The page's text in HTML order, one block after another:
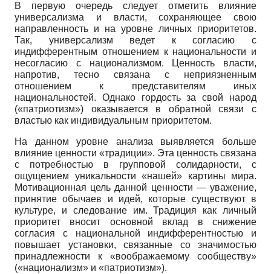
В первую очередь следует отметить влияние
универсализма и власти, сохраняющее свою
направленность и на уровне личных приоритетов.
Так, универсализм ведет к согласию с
индифферентным отношением к национальности и
несогласию с национализмом. Ценность власти,
напротив, тесно связана с неприязненным
отношением к представителям иных
национальностей. Однако гордость за свой народ
(«патриотизм») оказывается в обратной связи с
властью как индивидуальным приоритетом.
На данном уровне анализа выявляется больше
влияние ценности «традиции». Эта ценность связана
с потребностью в групповой солидарности, с
ощущением уникальности «нашей» картины мира.
Мотива­ционная цель данной ценности — уважение,
принятие обычаев и идей, которые существуют в
культуре, и следование им. Традиция как личный
приоритет вносит основной вклад в снижение
согласия с национальной индифферентностью и
повышает установки, связанные со значимостью
принадлежности к «воображаемому сообществу»
(«национализм» и «патриотизм»).